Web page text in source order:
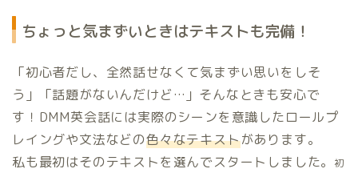
ちょっと気まずいときはテキストも完備！
「初心者だし、全然話せなくて気まずい思いをしそ
う」「話題がないんだけど…」そんなときも安心で
す！DMM英会話には実際のシーンを意識したロールプ
レイングや文法などの色々なテキストがあります。
私も最初はそのテキストを選んでスタートしました。
初